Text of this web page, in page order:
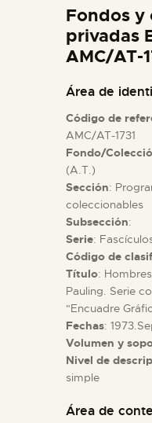
█
EL MUSEO
Fondos y
privadas
AMC/AT-
Área de
Código de
AMC/AT-1731
Fondo/
(A.T.)
Sección:
coleccionables
Subsección:
Serie:
Código de
Título:
Pauling. Serie
"Encuadre
Fechas:
Volumen y
Nivel de
simple
Área de